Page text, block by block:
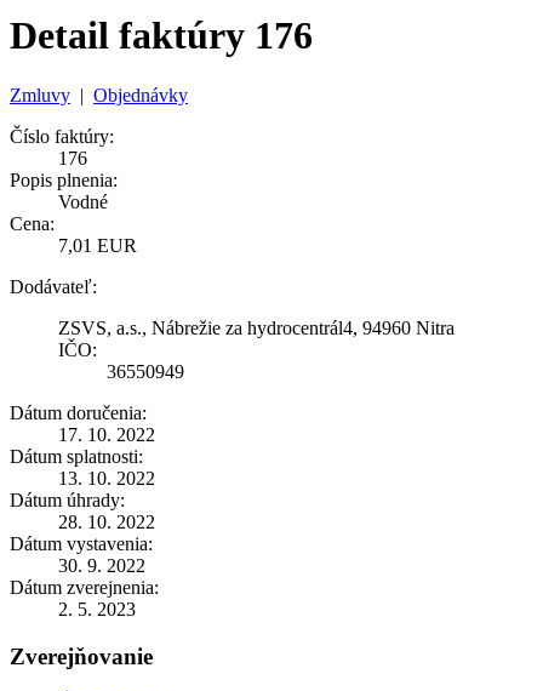
Detail faktúry 176
Zmluvy | Objednávky
Číslo faktúry:
176
Popis plnenia:
Vodné
Cena:
7,01 EUR
Dodávateľ:
ZSVS, a.s., Nábrežie za hydrocentrál4, 94960 Nitra
IČO:
36550949
Dátum doručenia:
17. 10. 2022
Dátum splatnosti:
13. 10. 2022
Dátum úhrady:
28. 10. 2022
Dátum vystavenia:
30. 9. 2022
Dátum zverejnenia:
2. 5. 2023
Zverejňovanie